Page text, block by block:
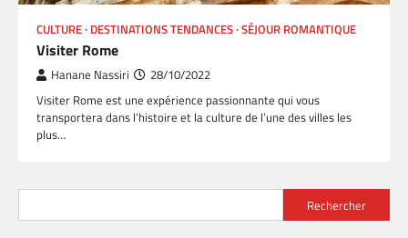
CULTURE DESTINATIONS TENDANCES SÉJOUR ROMANTIQUE
Visiter Rome
Hanane Nassiri 28/10/2022
Visiter Rome est une expérience passionnante qui vous
transportera dans l’histoire et la culture de l’une des villes les
plus…
Rechercher